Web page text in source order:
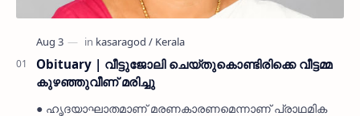
Obituary | വീട്ടുജോലി ചെയ്തുകൊണ്ടിരിക്കെ വീട്ടമ്മ
കുഴഞ്ഞുവീണ് മരിച്ചു
● ഹൃദയാഘാതമാണ് മരണകാരണമെന്നാണ് പ്രാഥമിക